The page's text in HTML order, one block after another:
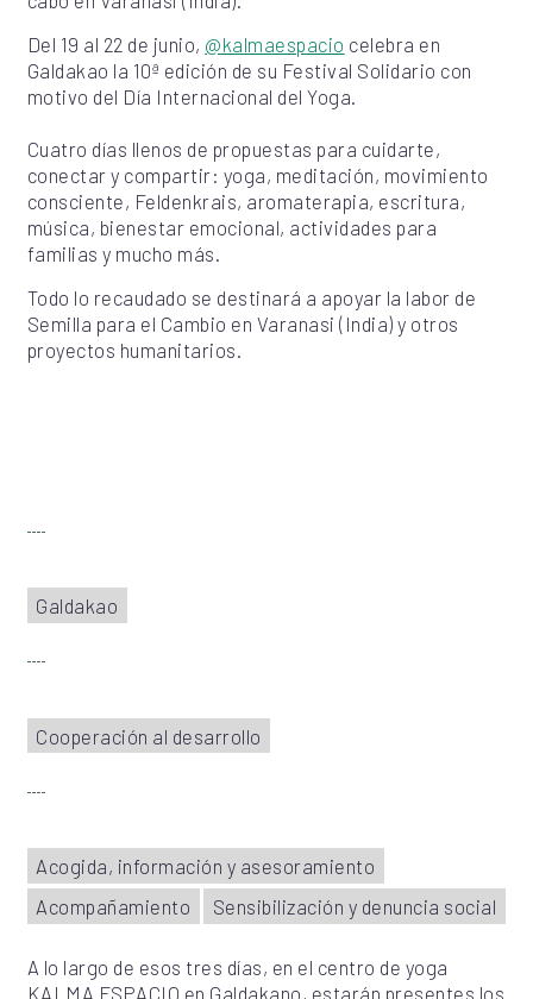
Del 19 al 22 de junio, @kalmaespacio celebra en
Galdakao la 10ª edición de su Festival Solidario con
motivo del Día Internacional del Yoga.
Cuatro días llenos de propuestas para cuidarte,
conectar y compartir: yoga, meditación, movimiento
consciente, Feldenkrais, aromaterapia, escritura,
música, bienestar emocional, actividades para
familias y mucho más.
Todo lo recaudado se destinará a apoyar la labor de
Semilla para el Cambio en Varanasi (India) y otros
proyectos humanitarios.
Galdakao
Cooperación al desarrollo
Acogida, información y asesoramiento
Acompañamiento
Sensibilización y denuncia social
A lo largo de esos tres días, en el centro de yoga
KALMA ESPACIO en Galdakano, estarán presentes los